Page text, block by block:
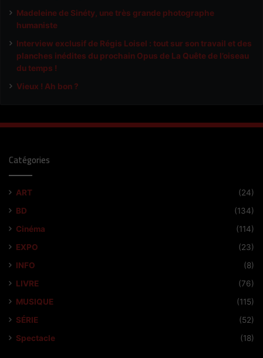
Madeleine de Sinéty, une très grande photographe
humaniste
Interview exclusif de Régis Loisel : tout sur son travail et des
planches inédites du prochain Opus de La Quête de l’oiseau
du temps !
Vieux ! Ah bon ?
Catégories
ART
(24)
BD
(134)
Cinéma
(114)
EXPO
(23)
INFO
(8)
LIVRE
(76)
MUSIQUE
(115)
SÉRIE
(52)
Spectacle
(18)